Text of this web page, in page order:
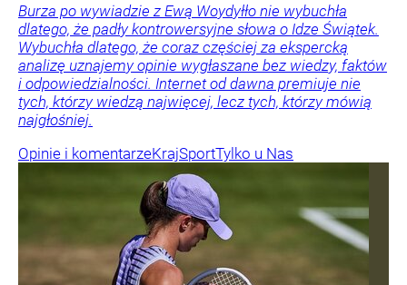
Burza po wywiadzie z Ewą Woydyłło nie wybuchła
dlatego, że padły kontrowersyjne słowa o Idze Świątek.
Wybuchła dlatego, że coraz częściej za ekspercką
analizę uznajemy opinie wygłaszane bez wiedzy, faktów
i odpowiedzialności. Internet od dawna premiuje nie
tych, którzy wiedzą najwięcej, lecz tych, którzy mówią
najgłośniej.
Opinie i komentarzeKrajSportTylko u Nas